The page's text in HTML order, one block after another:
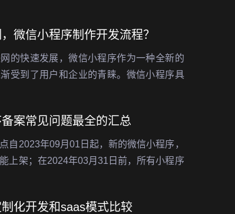
微信小程序制作开发流程？
的快速发展，微信小程序作为一种全新的
受到了用户和企业的青睐。微信小程序具
案常见问题最全的汇总
自2023年09月01日起，新的微信小程序，
上架；在2024年03月31日前，所有小程序
化开发和saas模式比较